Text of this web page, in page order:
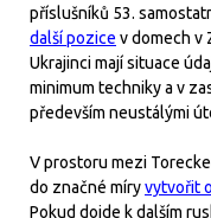
příslušníků 53.
další pozice v domech v
Ukrajinci mají situace
minimum techniky a v
především neustálými
V prostoru mezi
do značné míryvytvořit
Pokud dojde k dalším